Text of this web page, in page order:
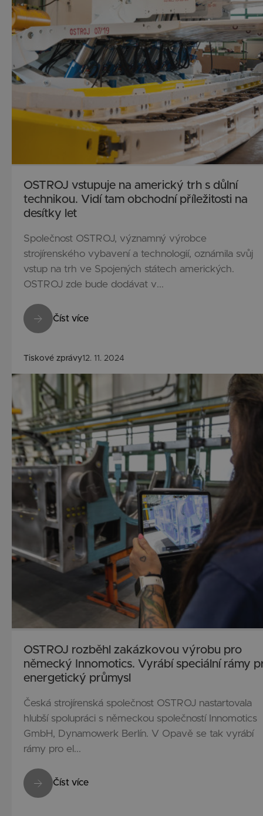
OSTROJ vstupuje na americký trh s důlní
technikou. Vidí tam obchodní příležitosti na
desítky let
Společnost OSTROJ, významný výrobce
strojírenského vybavení a technologií, oznámila svůj
vstup na trh ve Spojených státech amerických.
OSTROJ zde bude dodávat v...
Číst více
Tiskové zprávy12. 11. 2024
OSTROJ rozběhl zakázkovou výrobu pro
německý Innomotics. Vyrábí speciální rámy
energetický průmysl
Česká strojírenská společnost OSTROJ nastartovala
hlubší spolupráci s německou společností Innomotics
GmbH, Dynamowerk Berlín. V Opavě se tak vyrábí
rámy pro el...
Číst více